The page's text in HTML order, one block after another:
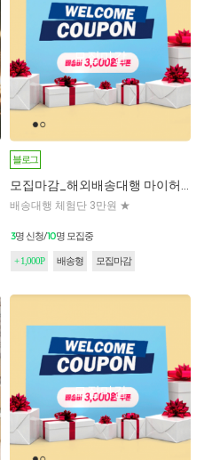
모집마감
블로그
배송대행 체험단 3만원 ★
3명 신청/10명 모집중
+ 1,000P 배송형 모집마감
모집마감